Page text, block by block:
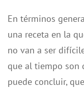
En términos
una receta en la
no van a ser
que al tiempo son
puede concluir,